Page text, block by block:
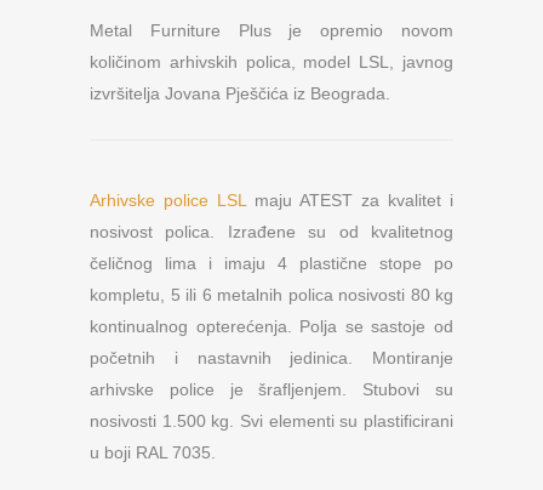
Metal Furniture Plus je opremio novom
količinom arhivskih polica, model LSL, javnog
izvršitelja Jovana Pješčića iz Beograda.
Arhivske police LSL
maju ATEST za kvalitet i
nosivost polica. Izrađene su od kvalitetnog
čeličnog lima i imaju 4 plastične stope po
kompletu, 5 ili 6 metalnih polica nosivosti 80 kg
kontinualnog opterećenja. Polja se sastoje od
početnih i nastavnih jedinica. Montiranje
arhivske police je šrafljenjem. Stubovi su
nosivosti 1.500 kg. Svi elementi su plastificirani
u boji RAL 7035.